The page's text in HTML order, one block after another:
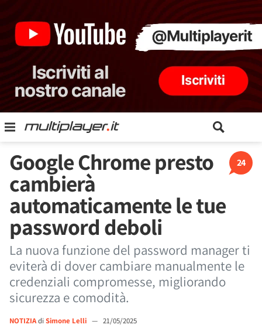
24
Google Chrome presto
cambierà
automaticamente le tue
password deboli
La nuova funzione del password manager ti
eviterà di dover cambiare manualmente le
credenziali compromesse, migliorando
sicurezza e comodità.
NOTIZIAdi Simone Lelli — 21/05/2025